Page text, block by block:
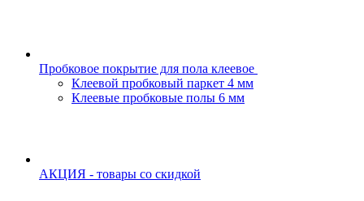
Пробковое покрытие для пола клеевое
Клеевой пробковый паркет 4 мм
Клеевые пробковые полы 6 мм
АКЦИЯ - товары со скидкой